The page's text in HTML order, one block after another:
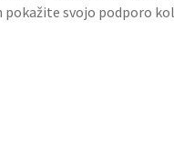
pokažite svojo podporo